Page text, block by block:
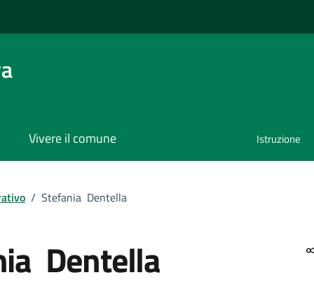
Vivere il comune Istruzione
/ Stefania Dentella
Dentella